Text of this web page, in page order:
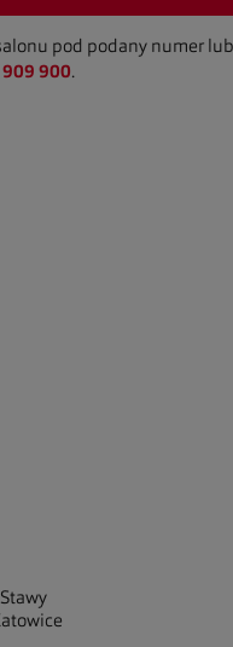
pod podany numer
900.